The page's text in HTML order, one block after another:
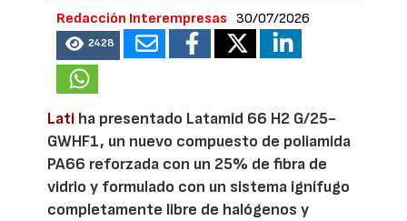
Redacción Interempresas 30/07/2026
2428
Lati ha presentado Latamid 66 H2 G/25-
GWHF1, un nuevo compuesto de poliamida
PA66 reforzada con un 25% de fibra de
vidrio y formulado con un sistema ignífugo
completamente libre de halógenos y